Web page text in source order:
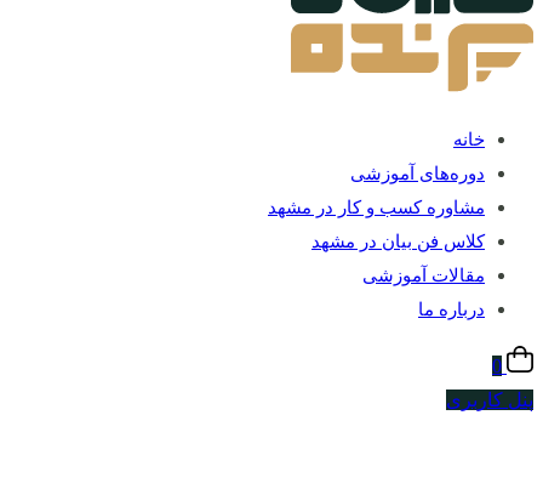
خانه
دوره‌های آموزشی
مشاوره کسب و کار در مشهد
کلاس فن بیان در مشهد
مقالات آموزشی
درباره ما
0
پنل کاربری